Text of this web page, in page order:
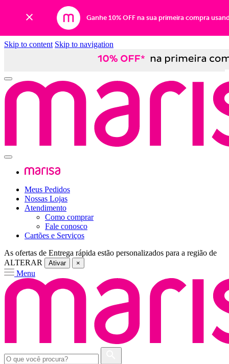
Ganhe 10% OFF na sua primeira compra
Skip to content Skip to navigation
Meus Pedidos
Nossas Lojas
Atendimento
Como comprar
Fale conosco
Cartões e Serviços
As ofertas de Entrega rápida estão personalizados para a região de
ALTERAR
Ativar ×
Menu